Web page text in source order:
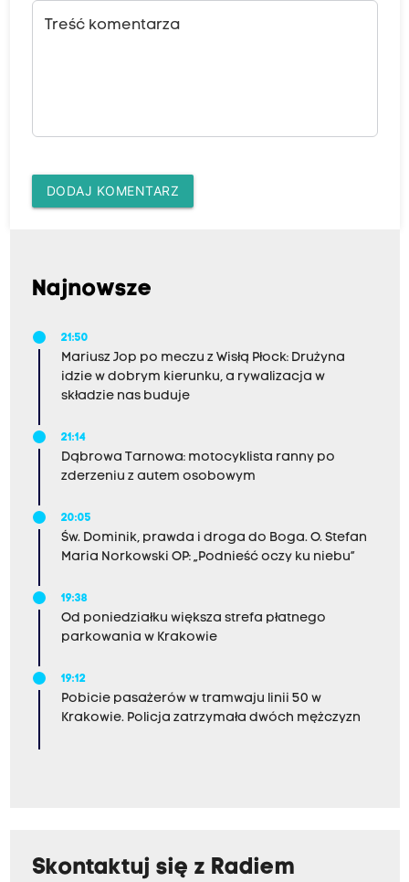
Treść komentarza
DODAJ KOMENTARZ
Najnowsze
21:50
Mariusz Jop po meczu z Wisłą Płock: Drużyna
idzie w dobrym kierunku, a rywalizacja w
składzie nas buduje
21:14
Dąbrowa Tarnowa: motocyklista ranny po
zderzeniu z autem osobowym
20:05
Św. Dominik, prawda i droga do Boga. O. Stefan
Maria Norkowski OP: „Podnieść oczy ku niebu”
19:38
Od poniedziałku większa strefa płatnego
parkowania w Krakowie
19:12
Pobicie pasażerów w tramwaju linii 50 w
Krakowie. Policja zatrzymała dwóch mężczyzn
Skontaktuj się z Radiem